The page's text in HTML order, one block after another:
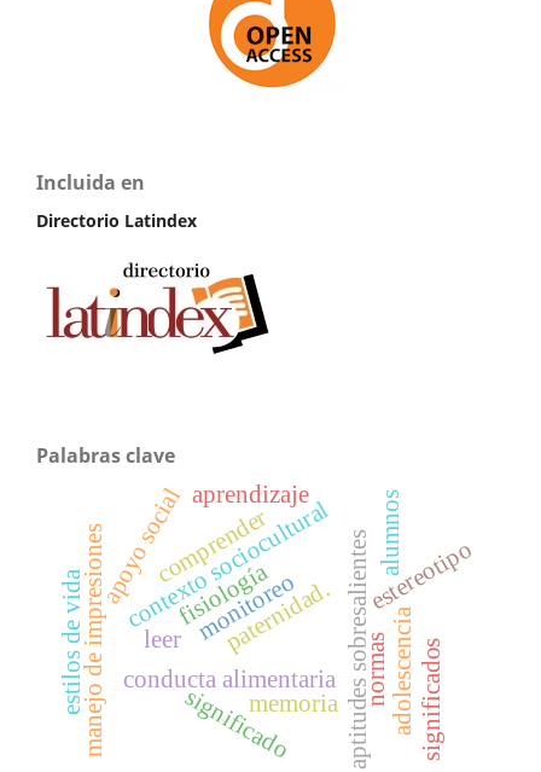
Incluida en
Directorio Latindex
Palabras clave
aptitudes sobresalientesestereotipo
contexto sociocultural
paternidad.
manejo de impresiones conducta alimentaria
monitoreo adolescencia
apoyo social
normas
significado
leer
comprender
significados
estilos de vida
alumnos
memoria
aprendizaje
fisiología